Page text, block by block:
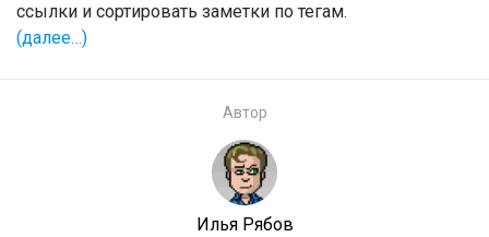
ссылки и сортировать заметки по тегам.
(далее…)
Автор
Илья Рябов